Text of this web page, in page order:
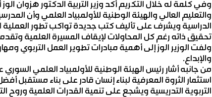
وفي كلمة له خلال التكريم أكد وزير التربية الدكتور هزوان
والتعليم العالي والهيئة الوطنية للأولمبياد العلمي وأن
الدراسية ويشرف على تأليف كتب جديدة تواكب تطور العملية
تحقيق ذاته رغم كل المحاولات لإيقاف المسيرة العلمية
ولفت الوزير الوز إلى أهمية مبادرات تطوير العمل التربوي
والإبداع.
من جانبه أشار رئيس الهيئة الوطنية للأولمبياد العلمي
استثمار الثروة المعرفية لبناء إنسان قادر على بناء مستقبل
التربوية التدريسية ويشجع على تنمية القدرات العلمية وروح